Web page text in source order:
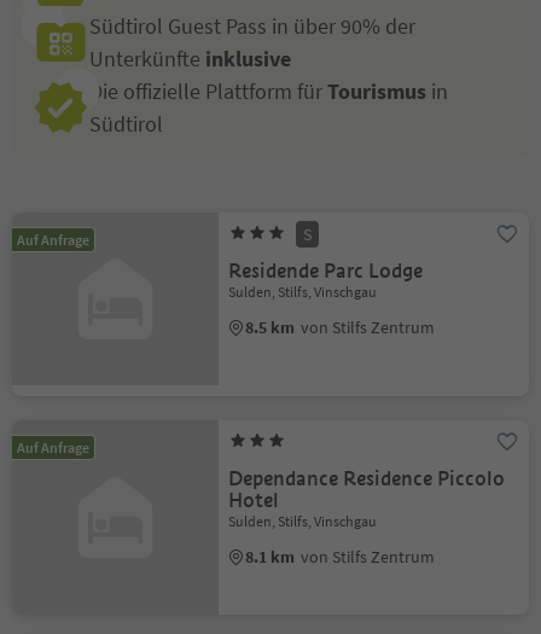
Südtirol Guest Pass in über 90% der
Unterkünfte inklusive
Die offizielle Plattform fürTourismus in
Südtirol
Auf Anfrage S
Residende Parc Lodge
Sulden, Stilfs, Vinschgau
8.5 km von Stilfs Zentrum
Auf Anfrage
Dependance Residence Piccolo
Hotel
Sulden, Stilfs, Vinschgau
8.1 km von Stilfs Zentrum